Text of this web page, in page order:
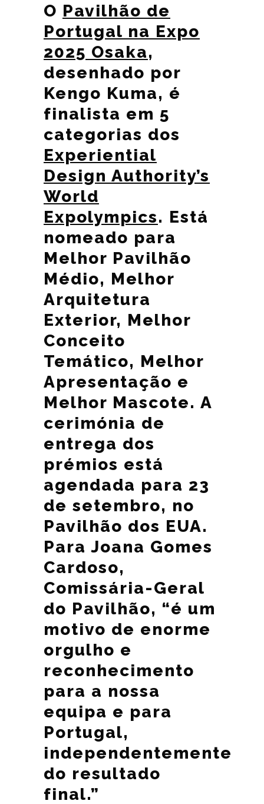
O Pavilhão de
Portugal na Expo
2025 Osaka,
desenhado por
Kengo Kuma, é
finalista em 5
categorias dos
Experiential
Design Authority’s
World
Expolympics. Está
nomeado para
Melhor Pavilhão
Médio, Melhor
Arquitetura
Exterior, Melhor
Conceito
Temático, Melhor
Apresentação e
Melhor Mascote. A
cerimónia de
entrega dos
prémios está
agendada para 23
de setembro, no
Pavilhão dos EUA.
Para Joana Gomes
Cardoso,
Comissária-Geral
do Pavilhão, “é um
motivo de enorme
orgulho e
reconhecimento
para a nossa
equipa e para
Portugal,
independentemente
do resultado
final.”